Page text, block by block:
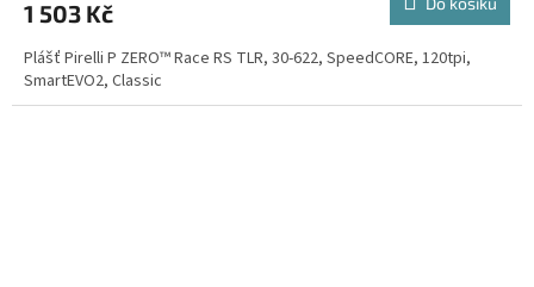
1 503 Kč
Plášť Pirelli P ZERO™ Race RS TLR, 30-622, SpeedCORE, 120tpi,
SmartEVO2, Classic